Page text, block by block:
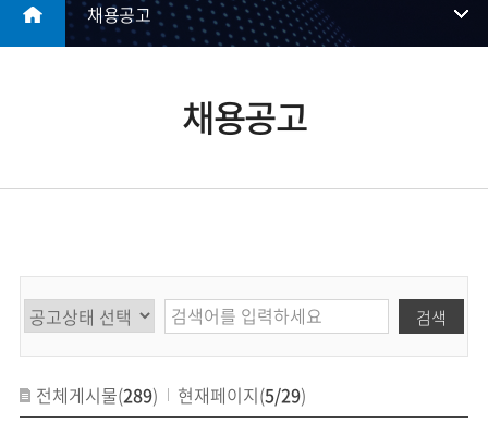
채용공고
채용공고
검색
전체게시물(289) 현재페이지(5/29)